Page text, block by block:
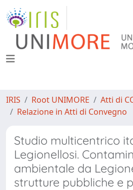
IRIS Root UNIMORE
Atti di
Relazione in Atti di Convegno
Studio multicentrico
Legionellosi.
ambientale da
strutture pubbliche e